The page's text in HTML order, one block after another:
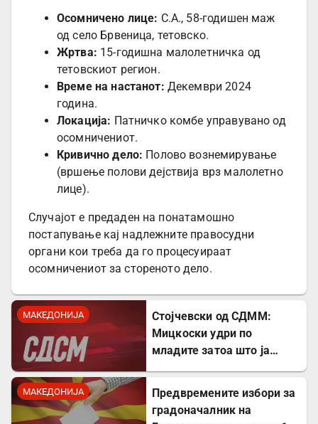
Осомничено лице: С.А., 58-годишен маж
од село Брвеница, тетовско.
Жртва: 15-годишна малолетничка од
тетовскиот регион.
Време на настанот: Декември 2024
година.
Локација: Патничко комбе управувано од
осомничениот.
Кривично дело: Полово вознемирување
(вршење полови дејствија врз малолетно
лице).
Случајот е предаден на понатамошно
постапување кај надлежните правосудни
органи кои треба да го процесуираат
осомничениот за стореното дело.
МАКЕДОНИЈА
Стојчевски од СДММ:
Мицкоски удри по
младите затоа што ја
МАКЕДОНИЈА
Предвремените избори за
градоначалник на